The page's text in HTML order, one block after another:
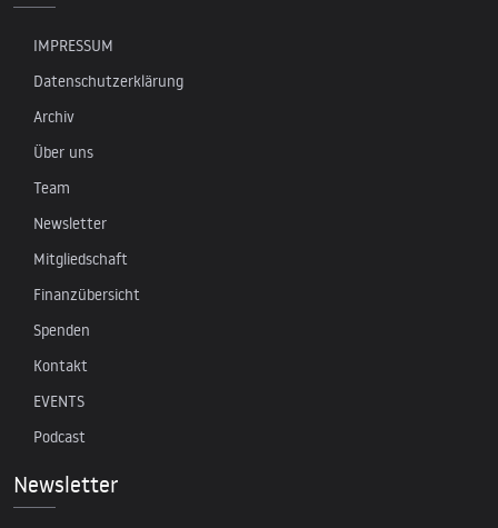
IMPRESSUM
Datenschutzerklärung
Archiv
Über uns
Team
Newsletter
Mitgliedschaft
Finanzübersicht
Spenden
Kontakt
EVENTS
Podcast
Newsletter